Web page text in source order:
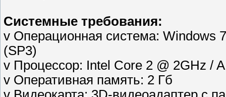
Системные требования:
v Операционная система: Windows
(SP3)
v Процессор: Intel Core 2 @ 2GHz /
v Оперативная память: 2 Гб